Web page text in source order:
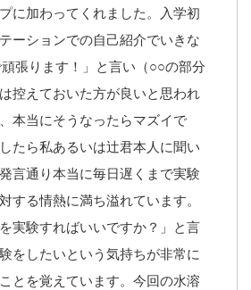
に加わってくれました。入学初
ーションでの自己紹介でいきな
張ります！」と言い（○○の部分
控えておいた方が良いと思われ
本当にそうなったらマズイで
たら私あるいは辻君本人に聞い
言通り本当に毎日遅くまで実験
する情熱に満ち溢れています。
実験すればいいですか？」と言
をしたいという気持ちが非常に
とを覚えています。今回の水溶